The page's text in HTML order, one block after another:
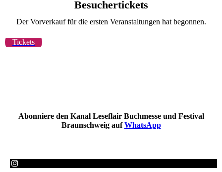
Besuchertickets
Der Vorverkauf für die ersten Veranstaltungen hat begonnen.
Tickets
Abonniere den Kanal Leseflair Buchmesse und Festival
Braunschweig aufWhatsApp